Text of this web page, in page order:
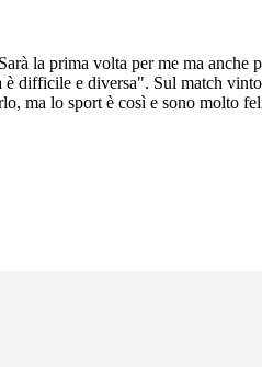
la prima volta per me ma anche
è difficile e diversa". Sul match
ma lo sport è così e sono molto